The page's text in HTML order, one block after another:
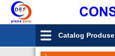
Catalog Produse